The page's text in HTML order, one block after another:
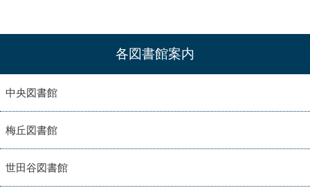
各図書館案内
中央図書館
梅丘図書館
世田谷図書館